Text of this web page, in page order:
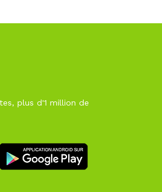
plus d'1 million de